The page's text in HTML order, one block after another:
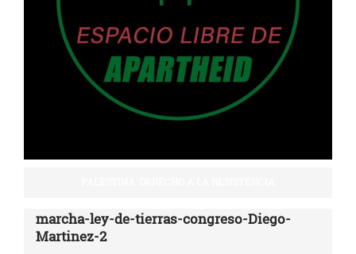
marcha-ley-de-tierras-congreso-Diego-
Martinez-2